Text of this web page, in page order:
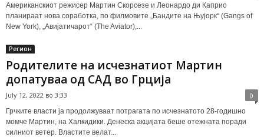
Американскиот режисер Мартин Скорсезе и Леонардо ди Каприо
планираат нова соработка, по филмовите „Бандите на Њујорк“ (Gangs of
New York), „Авијатичарот“ (The Aviator),...
Регион
Родителите на исчезнатиот Мартин
допатуваа од САД во Грција
July 12, 2022 во 3:33 0
Грчките власти ја продолжуваат потрагата по исчезнатото 28-годишно
момче Мартин, на Халкидики. Денеска акцијата беше отежната поради
силниот ветер. Властите велат...